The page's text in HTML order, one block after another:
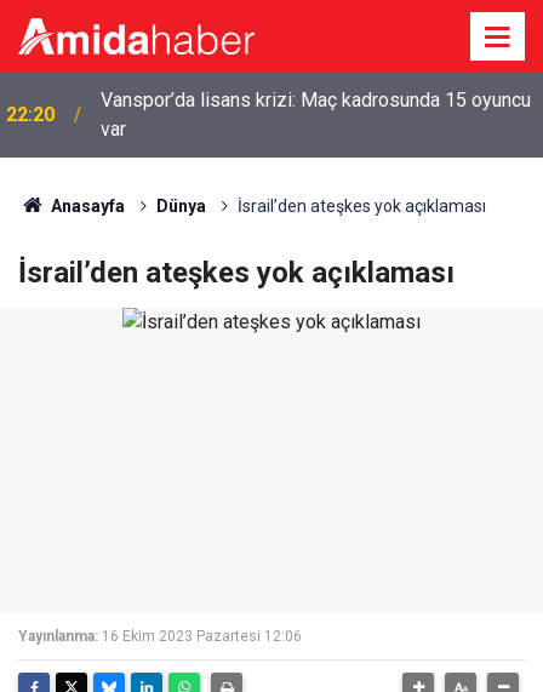
22:20
Vanspor’da lisans krizi: Maç kadrosunda 15 oyuncu
var
Anasayfa Dünya İsrail’den ateşkes yok açıklaması
İsrail’den ateşkes yok açıklaması
Yayınlanma: 16 Ekim 2023 Pazartesi 12:06